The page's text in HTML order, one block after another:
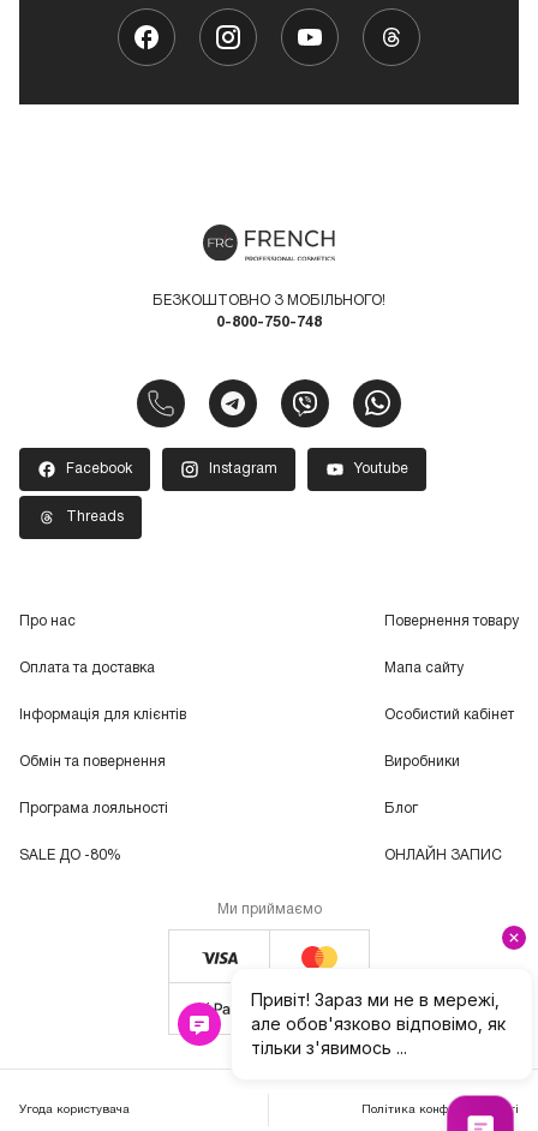
БЕЗКОШТОВНО З МОБІЛЬНОГО!
0-800-750-748
Facebook Instagram Youtube
Threads
Про нас
Оплата та доставка
Інформація для клієнтів
Обмін та повернення
Програма лояльності
SALE ДО -80%
Повернення товару
Мапа сайту
Особистий кабінет
Виробники
Блог
ОНЛАЙН ЗАПИС
Ми приймаємо
Угода користувача Політика конфіденційності